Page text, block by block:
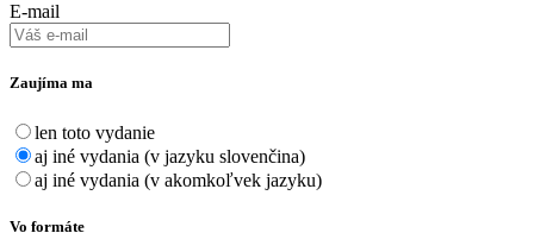
E-mail
Zaujíma ma
len toto vydanie
aj iné vydania (v jazyku slovenčina)
aj iné vydania (v akomkoľvek jazyku)
Vo formáte